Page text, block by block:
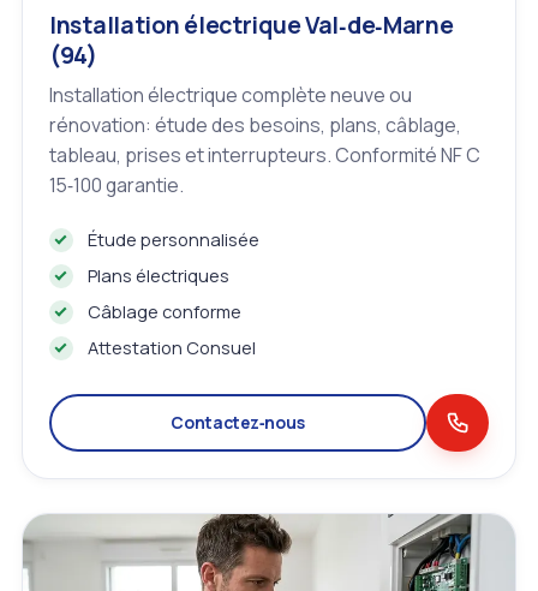
Installation électrique Val‑de‑Marne
(94)
Installation électrique complète neuve ou
rénovation: étude des besoins, plans, câblage,
tableau, prises et interrupteurs. Conformité NF C
15‑100 garantie.
Étude personnalisée
Plans électriques
Câblage conforme
Attestation Consuel
Contactez‑nous